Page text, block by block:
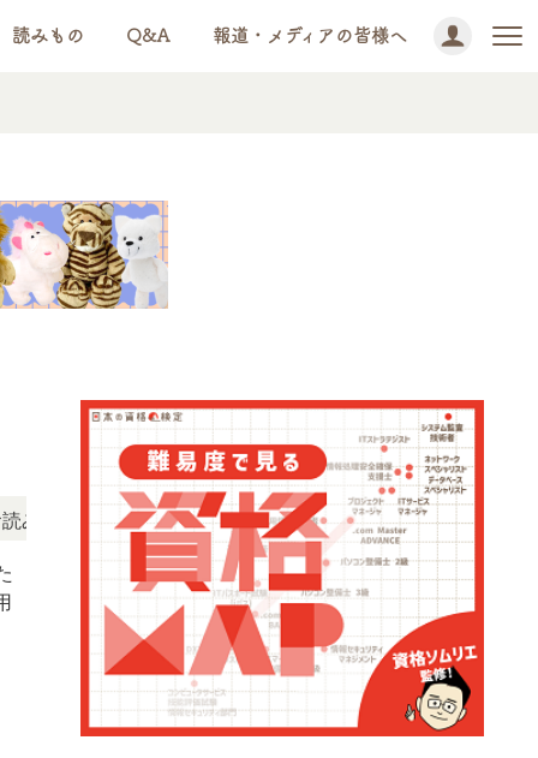
読みもの Q&A 報道・メディアの皆様へ
だけます。 NEWS! 「この検定、難しい？」「どんな試験